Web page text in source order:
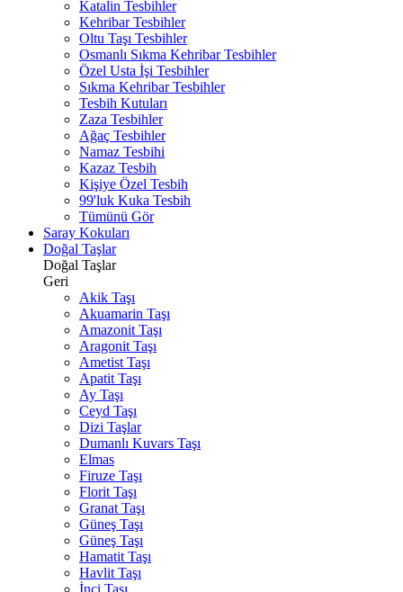
Katalin Tesbihler
Kehribar Tesbihler
Oltu Taşı Tesbihler
Osmanlı Sıkma Kehribar Tesbihler
Özel Usta İşi Tesbihler
Sıkma Kehribar Tesbihler
Tesbih Kutuları
Zaza Tesbihler
Ağaç Tesbihler
Namaz Tesbihi
Kazaz Tesbih
Kişiye Özel Tesbih
99'luk Kuka Tesbih
Tümünü Gör
Saray Kokuları
Doğal Taşlar
Doğal Taşlar
Geri
Akik Taşı
Akuamarin Taşı
Amazonit Taşı
Aragonit Taşı
Ametist Taşı
Apatit Taşı
Ay Taşı
Ceyd Taşı
Dizi Taşlar
Dumanlı Kuvars Taşı
Elmas
Firuze Taşı
Florit Taşı
Granat Taşı
Güneş Taşı
Güneş Taşı
Hamatit Taşı
Havlit Taşı
İnci Taşı